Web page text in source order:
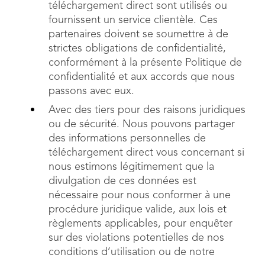
téléchargement direct sont utilisés ou
fournissent un service clientèle. Ces
partenaires doivent se soumettre à de
strictes obligations de confidentialité,
conformément à la présente Politique de
confidentialité et aux accords que nous
passons avec eux.
Avec des tiers pour des raisons juridiques
ou de sécurité. Nous pouvons partager
des informations personnelles de
téléchargement direct vous concernant si
nous estimons légitimement que la
divulgation de ces données est
nécessaire pour nous conformer à une
procédure juridique valide, aux lois et
règlements applicables, pour enquêter
sur des violations potentielles de nos
conditions d’utilisation ou de notre